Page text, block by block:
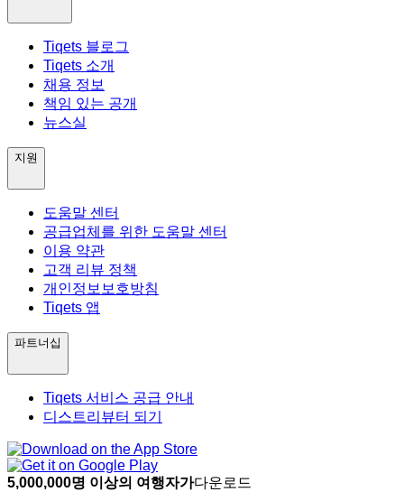
Tiqets 블로그
Tiqets 소개
채용 정보
책임 있는 공개
뉴스실
지원
도움말 센터
공급업체를 위한 도움말 센터
이용 약관
고객 리뷰 정책
개인정보보호방침
Tiqets 앱
파트너십
Tiqets 서비스 공급 안내
디스트리뷰터 되기
5,000,000명 이상의 여행자가다운로드